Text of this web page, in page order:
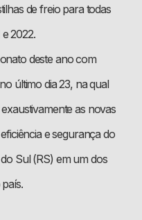
de freio para todas
2022.
deste ano com
último dia 23, na qual
as novas
e segurança do
Sul (RS) em um dos